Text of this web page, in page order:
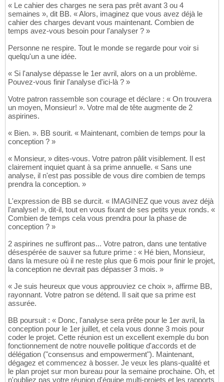
« Le cahier des charges ne sera pas prêt avant 3 ou 4
semaines », dit BB. « Alors, imaginez que vous avez déjà le
cahier des charges devant vous maintenant. Combien de
temps avez-vous besoin pour l'analyser ? »
Personne ne respire. Tout le monde se regarde pour voir si
quelqu'un a une idée.
« Si l'analyse dépasse le 1er avril, alors on a un problème.
Pouvez-vous finir l'analyse d'ici-là ? »
Votre patron rassemble son courage et déclare : « On trouvera
un moyen, Monsieur! ». Votre mal de tête augmente de 2
aspirines.
« Bien. ». BB sourit. « Maintenant, combien de temps pour la
conception ? »
« Monsieur, » dites-vous. Votre patron pâlit visiblement. Il est
clairement inquiet quant à sa prime annuelle. « Sans une
analyse, il n'est pas possible de vous dire combien de temps
prendra la conception. »
L'expression de BB se durcit. « IMAGINEZ que vous avez déjà
l'analyse! », dit-il, tout en vous fixant de ses petits yeux ronds. «
Combien de temps cela vous prendra pour la phase de
conception ? »
2 aspirines ne suffiront pas... Votre patron, dans une tentative
désespérée de sauver sa future prime : « Hé bien, Monsieur,
dans la mesure où il ne reste plus que 6 mois pour finir le projet,
la conception ne devrait pas dépasser 3 mois. »
« Je suis heureux que vous approuviez ce choix », affirme BB,
rayonnant. Votre patron se détend. Il sait que sa prime est
assurée.
BB poursuit : « Donc, l'analyse sera prête pour le 1er avril, la
conception pour le 1er juillet, et cela vous donne 3 mois pour
coder le projet. Cette réunion est un excellent exemple du bon
fonctionnement de notre nouvelle politique d'accords et de
délégation ("consensus and empowerment"). Maintenant,
dégagez et commencez à bosser. Je veux les plans-qualité et
le plan projet sur mon bureau pour la semaine prochaine. Oh, et
n'oubliez pas votre réunion d'équipe multi-projets et les rapports